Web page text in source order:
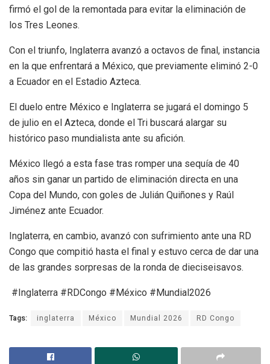
firmó el gol de la remontada para evitar la eliminación de
los Tres Leones.
Con el triunfo, Inglaterra avanzó a octavos de final, instancia
en la que enfrentará a México, que previamente eliminó 2-0
a Ecuador en el Estadio Azteca.
El duelo entre México e Inglaterra se jugará el domingo 5
de julio en el Azteca, donde el Tri buscará alargar su
histórico paso mundialista ante su afición.
México llegó a esta fase tras romper una sequía de 40
años sin ganar un partido de eliminación directa en una
Copa del Mundo, con goles de Julián Quiñones y Raúl
Jiménez ante Ecuador.
Inglaterra, en cambio, avanzó con sufrimiento ante una RD
Congo que compitió hasta el final y estuvo cerca de dar una
de las grandes sorpresas de la ronda de dieciseisavos.
#Inglaterra #RDCongo #México #Mundial2026
Tags: inglaterra México Mundial 2026 RD Congo